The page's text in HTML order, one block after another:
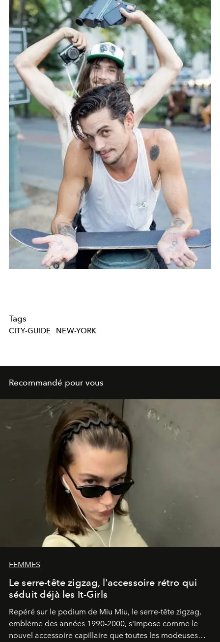
Tags
CITY-GUIDE NEW-YORK
Recommandé pour vous
FEMMES
Le serre-tête zigzag, l'accessoire rétro qui
séduit déjà les It-Girls
Repéré sur le podium de Miu Miu, le serre-tête zigzag,
emblème des années 1990-2000, s'impose comme le
nouvel accessoire capillaire que toutes les modeuses